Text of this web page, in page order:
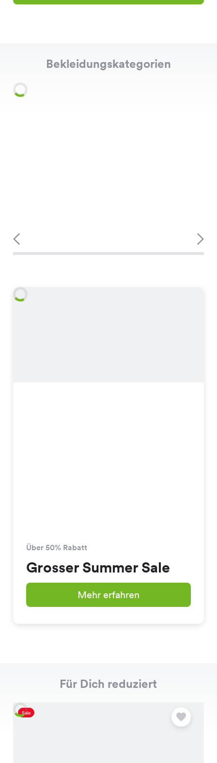
Bekleidungskategorien
Über 50% Rabatt
Grosser Summer Sale
Mehr erfahren
Für Dich reduziert
Sale